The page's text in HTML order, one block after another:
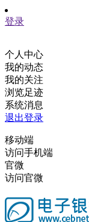
登录
个人中心
我的动态
我的关注
浏览足迹
系统消息
退出登录
移动端
访问手机端
官微
访问官微